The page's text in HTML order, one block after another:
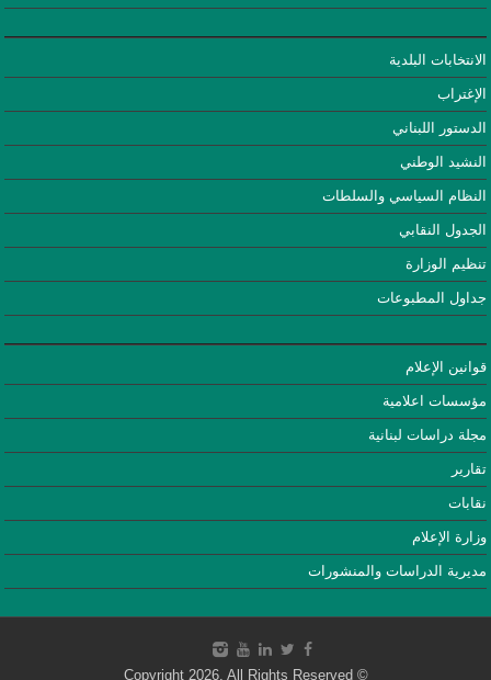
الانتخابات البلدية
الإغتراب
الدستور اللبناني
النشيد الوطني
النظام السياسي والسلطات
الجدول النقابي
تنظيم الوزارة
جداول المطبوعات
قوانين الإعلام
مؤسسات اعلامية
مجلة دراسات لبنانية
تقارير
نقابات
وزارة الإعلام
مديرية الدراسات والمنشورات
© Copyright 2026, All Rights Reserved